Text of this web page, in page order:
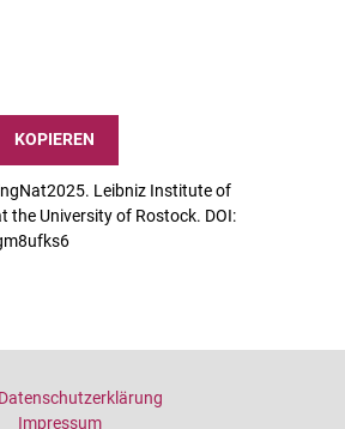
KOPIEREN
Leibniz Institute of
the University of Rostock. DOI:
Datenschutzerklärung
Impressum